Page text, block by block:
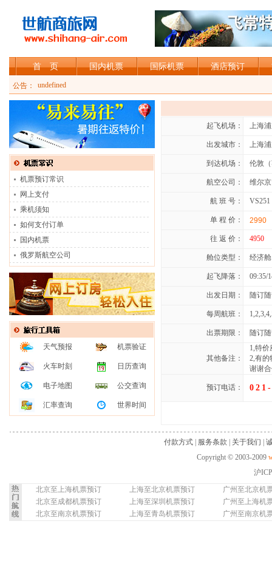
首 页 国内机票 国际机票 酒店预订
公告：
加入shihang-air会员，可享受会员折扣
undefined
机票预订常识
网上支付
乘机须知
如何支付订单
国内机票
俄罗斯航空公司
天气预报 机票验证
火车时刻 日历查询
电子地图 公交查询
汇率查询 世界时间
起飞机场： 上海
出发城市： 上海
到达机场： 伦敦
航空公司： 维尔
航 班 号： VS251
单 程 价： 2990
往 返 价： 4950
舱位类型： 经济舱
起飞降落： 09:35/
出发日期： 随订
每周航班：
出票期限： 随订
其他备注：
1,特
2,有的
谢谢
预订电话：
付款方式 服务条款 关于我们
Copyright © 2003-2009
沪
北京至上海机票预订
上海至北京机票预订
广州至北京机
北京至成都机票预订
上海至深圳机票预订
广州至上海机
北京至南京机票预订
上海至青岛机票预订 广州至南京机